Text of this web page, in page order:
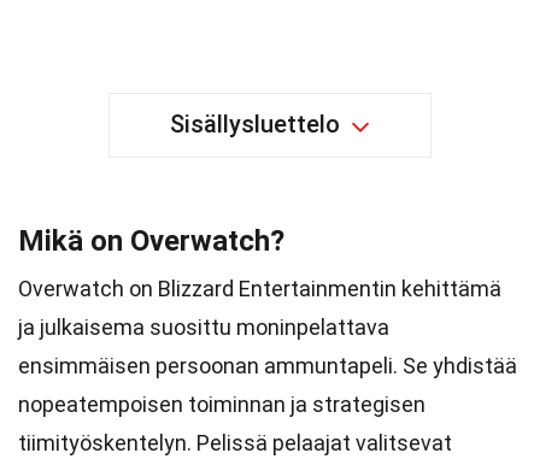
Sisällysluettelo
Mikä on Overwatch?
Overwatch on Blizzard Entertainmentin kehittämä
ja julkaisema suosittu moninpelattava
ensimmäisen persoonan ammuntapeli. Se yhdistää
nopeatempoisen toiminnan ja strategisen
tiimityöskentelyn. Pelissä pelaajat valitsevat